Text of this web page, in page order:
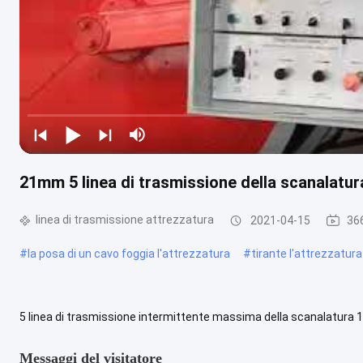
21mm 5 linea di trasmissione della
linea di trasmissione attrezzatura 2021-04-15
#la posa di un cavo foggia l'attrezzatura #tirante l'attrezzatura
5 linea di trasmissione intermittente massima della scanalatura
Messaggi del visitatore